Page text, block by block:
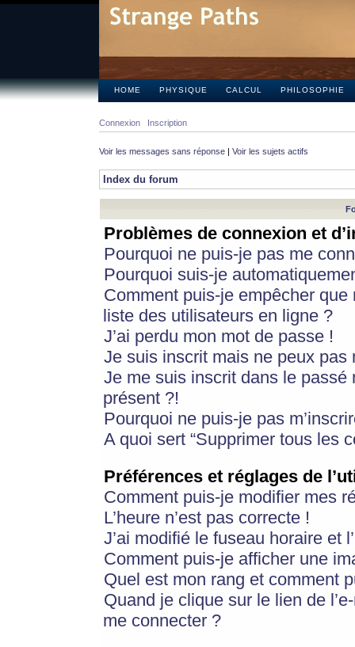
HOME PHYSIQUE CALCUL PHILOSOPHIE
Connexion Inscription
Voir les messages sans réponse | Voir les sujets actifs
Index du forum
Problèmes de connexion et
Pourquoi ne puis-je pas me
Pourquoi suis-je
Comment puis-je empêcher
liste des utilisateurs en ligne ?
J’ai perdu mon mot de passe !
Je suis inscrit mais ne peux pas
Je me suis inscrit dans le
présent ?!
Pourquoi ne puis-je pas
A quoi sert “Supprimer tous les
Préférences et réglages de
Comment puis-je modifier mes
L’heure n’est pas correcte !
J’ai modifié le fuseau horaire et
Comment puis-je afficher une
Quel est mon rang et comment
Quand je clique sur le lien de
me connecter ?